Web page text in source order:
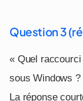
Question 3
« Quel
sous Windows
La réponse